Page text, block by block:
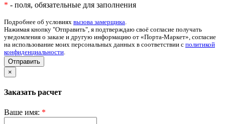
* - поля, обязательные для заполнения
Подробнее об условиях вызова замерщика.
Нажимая кнопку "Отправить", я подтверждаю своё согласие получать
уведомления о заказе и другую информацию от «Порта-Маркет», согласие
на использование моих персональных данных в соответствии с политикой
конфиденциальности.
Отправить
×
Заказать расчет
Ваше имя: *